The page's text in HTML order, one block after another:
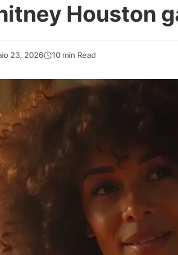
Houston
23, 2026 10 min Read